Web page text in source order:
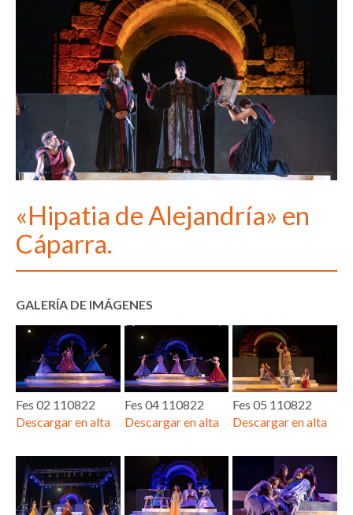
«Hipatia de Alejandría» en
Cáparra.
GALERÍA DE IMÁGENES
Fes 02 110822
Descargar en alta
Fes 04 110822
Descargar en alta
Fes 05 110822
Descargar en alta